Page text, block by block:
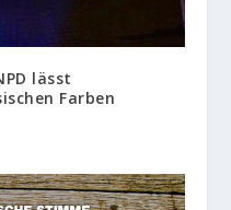
lässt
Farben